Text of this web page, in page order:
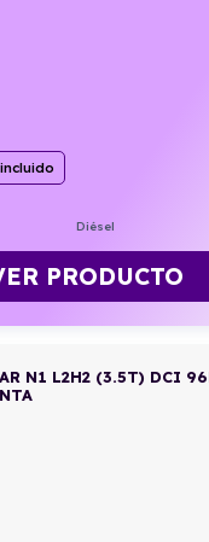
Diésel
PRODUCTO
N1 L2H2 (3.5T) DCI